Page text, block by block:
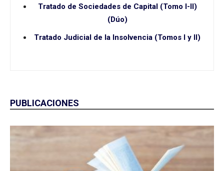
Tratado de Sociedades de Capital (Tomo I-II)
(Dúo)
Tratado Judicial de la Insolvencia (Tomos I y II)
PUBLICACIONES